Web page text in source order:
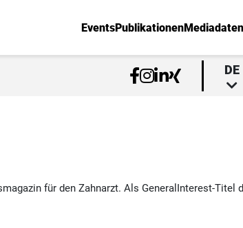
EventsPublikationenMediadaten
DE
für den Zahnarzt. Als GeneralInterest-Titel